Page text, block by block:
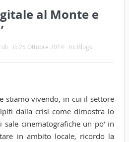
al Monte e
il: 25 Ottobre 2014 In: Blogs
stiamo vivendo, in cui il settore
dalla crisi come dimostra lo
cinematografiche un po’ in
in ambito locale, ricordo la